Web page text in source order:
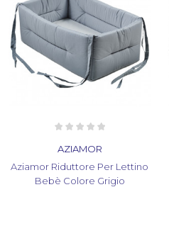
AZIAMOR
Aziamor Riduttore Per Lettino
Bebè Colore Grigio